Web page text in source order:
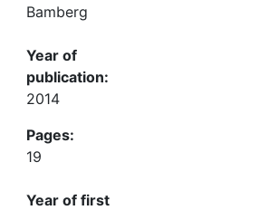
Bamberg
Year of
publication:
2014
Pages:
19
Year of first